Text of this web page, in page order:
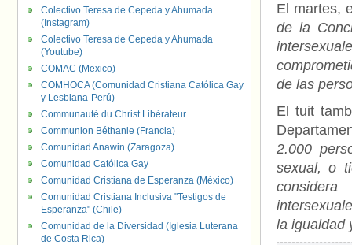
El martes,
de la
de las
El tuit
2.000
sexual, o
la igualdad
Colectivo Teresa de Cepeda y Ahumada
(Instagram)
Colectivo Teresa de Cepeda y Ahumada
(Youtube)
COMAC (Mexico)
COMHOCA (Comunidad Cristiana Católica Gay
y Lesbiana-Perú)
Communauté du Christ Libérateur
Communion Béthanie (Francia)
Comunidad Anawin (Zaragoza)
Comunidad Católica Gay
Comunidad Cristiana de Esperanza (México)
Comunidad Cristiana Inclusiva "Testigos de
Esperanza" (Chile)
Comunidad de la Diversidad (Iglesia Luterana
de Costa Rica)